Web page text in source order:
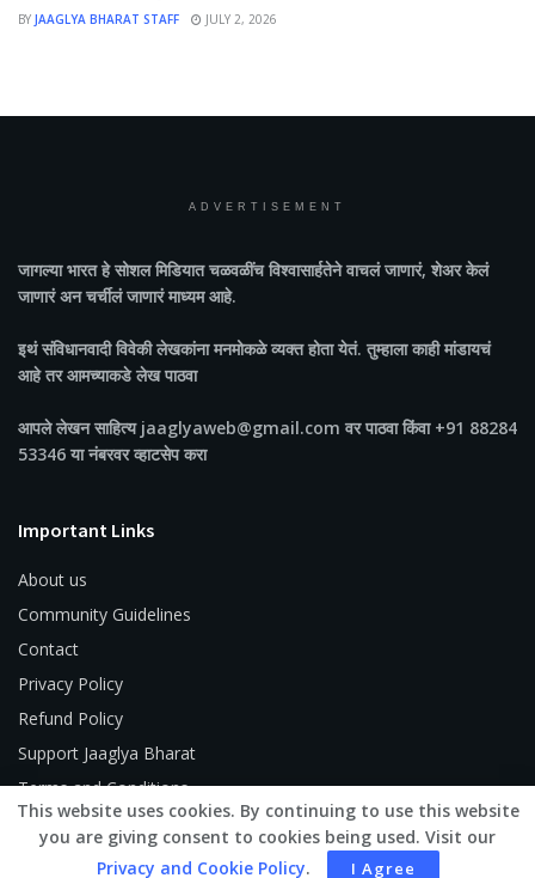
BY JAAGLYA BHARAT STAFF JULY 2, 2026
ADVERTISEMENT
जागल्या भारतहे सोशल मिडियात चळवळींच विश्वासार्हतेने वाचलं जाणारं, शेअर केलं
जाणारं अन चर्चीलं जाणारं माध्यम आहे.
इथं संविधानवादी विवेकी लेखकांना मनमोकळे व्यक्त होता येतं. तुम्हाला काही मांडायचं
आहे तर आमच्याकडे लेख पाठवा
आपले लेखन साहित्य jaaglyaweb@gmail.com वर पाठवा किंवा +91 88284
53346 या नंबरवर व्हाटसेप करा
Important Links
About us
Community Guidelines
Contact
Privacy Policy
Refund Policy
Support Jaaglya Bharat
Terms and Conditions
This website uses cookies. By continuing to use this website
you are giving consent to cookies being used. Visit our
Privacy and Cookie Policy. I Agree